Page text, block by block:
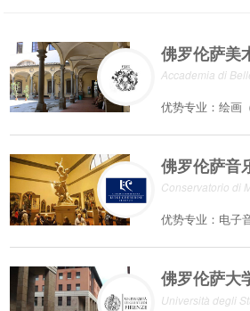
佛罗伦萨美
Accademia di
优势专业：绘画
佛罗伦萨音
Conservatorio di
优势专业：电子
佛罗伦萨大
Università degli